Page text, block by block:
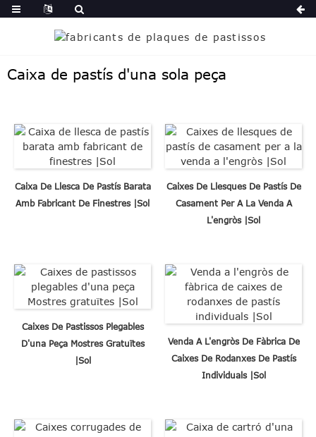
Caixa de pastís d'una sola peça
Caixa De Llesca De Pastís Barata
Amb Fabricant De Finestres |Sol
Caixes De Llesques De Pastís De
Casament Per A La Venda A
L'engròs |Sol
Caixes De Pastissos Plegables
D'una Peça Mostres Gratuïtes
|Sol
Venda A L'engròs De Fàbrica De
Caixes De Rodanxes De Pastís
Individuals |Sol